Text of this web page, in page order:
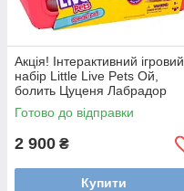
Акція! Інтерактивний ігровий
набір Little Live Pets Ой,
болить Цуценя Лабрадор
Cooper The Retriever Puppy
Moose Toys 26679
Готово до відправки
2 900 ₴
Купити